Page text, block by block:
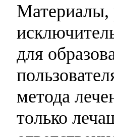
Материалы,
для
метода
только